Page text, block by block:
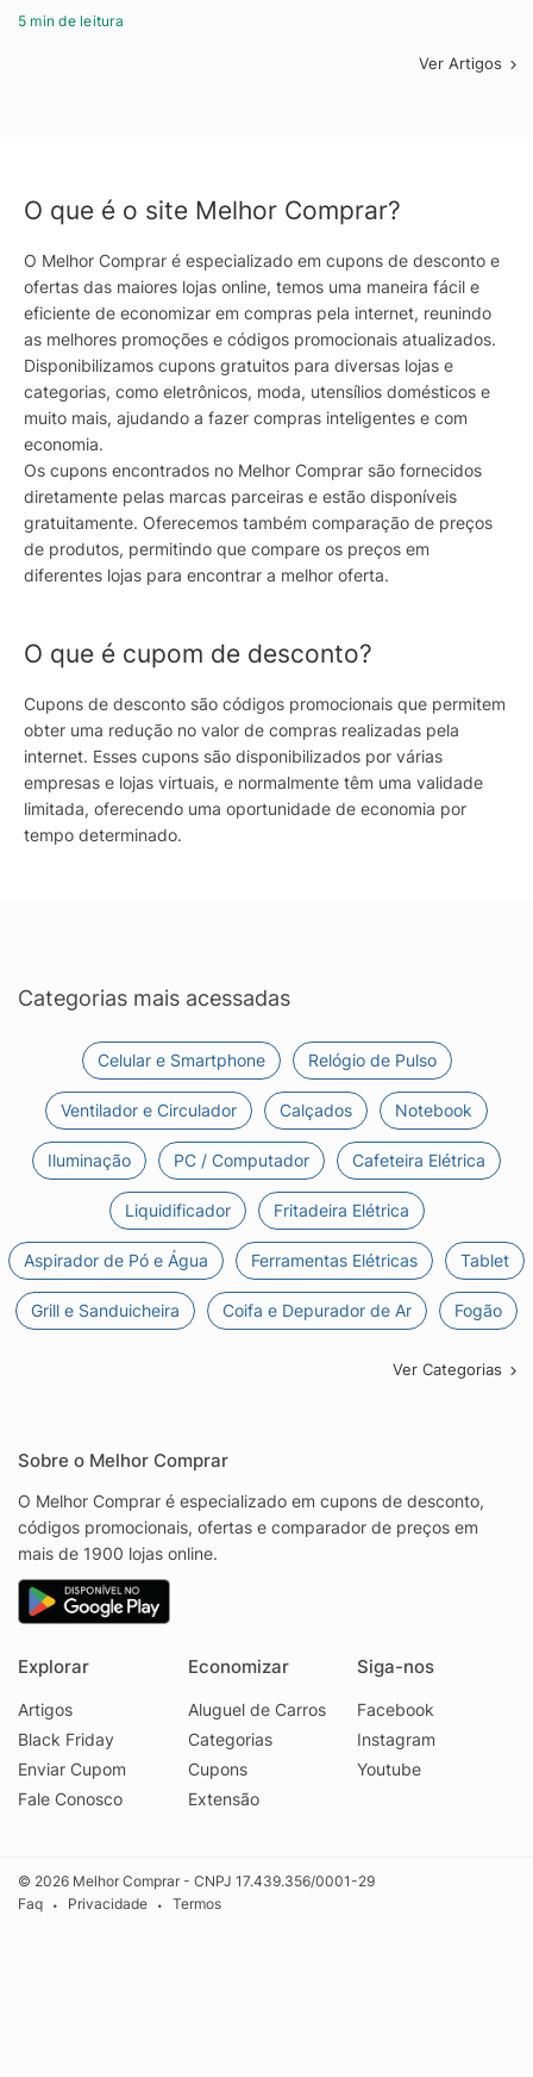
5 min de leitura
Ver Artigos
O que é o site Melhor Comprar?
O Melhor Comprar é especializado em cupons de desconto e
ofertas das maiores lojas online, temos uma maneira fácil e
eficiente de economizar em compras pela internet, reunindo
as melhores promoções e códigos promocionais atualizados.
Disponibilizamos cupons gratuitos para diversas lojas e
categorias, como eletrônicos, moda, utensílios domésticos e
muito mais, ajudando a fazer compras inteligentes e com
economia.
Os cupons encontrados no Melhor Comprar são fornecidos
diretamente pelas marcas parceiras e estão disponíveis
gratuitamente. Oferecemos também comparação de preços
de produtos, permitindo que compare os preços em
diferentes lojas para encontrar a melhor oferta.
O que é cupom de desconto?
Cupons de desconto são códigos promocionais que permitem
obter uma redução no valor de compras realizadas pela
internet. Esses cupons são disponibilizados por várias
empresas e lojas virtuais, e normalmente têm uma validade
limitada, oferecendo uma oportunidade de economia por
tempo determinado.
Categorias mais acessadas
Celular e Smartphone Relógio de Pulso
Ventilador e Circulador Calçados Notebook
Iluminação PC / Computador Cafeteira Elétrica
Liquidificador Fritadeira Elétrica
Aspirador de Pó e Água Ferramentas Elétricas Tablet
Grill e Sanduicheira Coifa e Depurador de Ar Fogão
Ver Categorias
Sobre o Melhor Comprar
O Melhor Comprar é especializado em cupons de desconto,
códigos promocionais, ofertas e comparador de preços em
mais de 1900 lojas online.
Explorar
Artigos
Black Friday
Enviar Cupom
Fale Conosco
Economizar
Aluguel de Carros
Categorias
Cupons
Extensão
Siga-nos
Facebook
Instagram
Youtube
© 2026 Melhor Comprar - CNPJ 17.439.356/0001-29
Faq
• Privacidade • Termos